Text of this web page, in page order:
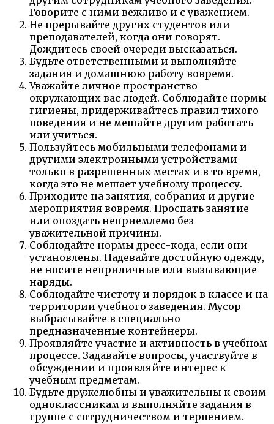
Говорите с ними вежливо и с уважением.
Не прерывайте других студентов или
преподавателей, когда они говорят.
Дождитесь своей очереди высказаться.
Будьте ответственными и выполняйте
задания и домашнюю работу вовремя.
Уважайте личное пространство
окружающих вас людей. Соблюдайте нормы
гигиены, придерживайтесь правил тихого
поведения и не мешайте другим работать
или учиться.
Пользуйтесь мобильными телефонами и
другими электронными устройствами
только в разрешенных местах и в то время,
когда это не мешает учебному процессу.
Приходите на занятия, собрания и другие
мероприятия вовремя. Проспать занятие
или опоздать неприемлемо без
уважительной причины.
Соблюдайте нормы дресс-кода, если они
установлены. Надевайте достойную одежду,
не носите неприличные или вызывающие
наряды.
Соблюдайте чистоту и порядок в классе и на
территории учебного заведения. Мусор
выбрасывайте в специально
предназначенные контейнеры.
Проявляйте участие и активность в учебном
процессе. Задавайте вопросы, участвуйте в
обсуждении и проявляйте интерес к
учебным предметам.
Будьте дружелюбны и уважительны к своим
одноклассникам и выполняйте задания в
группе с сотрудничеством и терпением.